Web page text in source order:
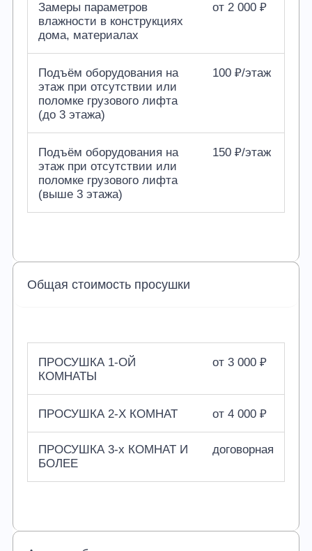
Замеры параметров
влажности в конструкциях
дома, материалах
от 2 000 ₽
Подъём оборудования на
этаж при отсутствии или
поломке грузового лифта
(до 3 этажа)
100 ₽/этаж
Подъём оборудования на
этаж при отсутствии или
поломке грузового лифта
(выше 3 этажа)
150 ₽/этаж
Общая стоимость просушки
ПРОСУШКА 1-ОЙ
КОМНАТЫ
от 3 000 ₽
ПРОСУШКА 2-Х КОМНАТ от 4 000 ₽
ПРОСУШКА 3-х КОМНАТ И
БОЛЕЕ
договорная